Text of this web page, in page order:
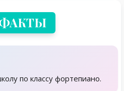
по классу фортепиано.